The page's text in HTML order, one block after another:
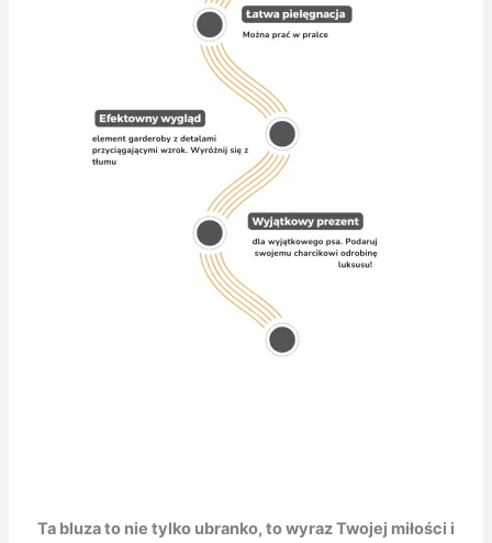
Ta bluza to nie tylko ubranko, to wyraz Twojej miłości i